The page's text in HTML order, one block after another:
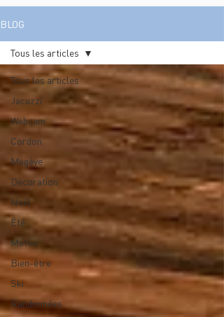
BLOG
Tous les articles
Jacuzzi
Webcam
Cordon
Megève
Décoration
Noël
Été
Météo
Bien-être
Ski
Randonnées
Tous les articles